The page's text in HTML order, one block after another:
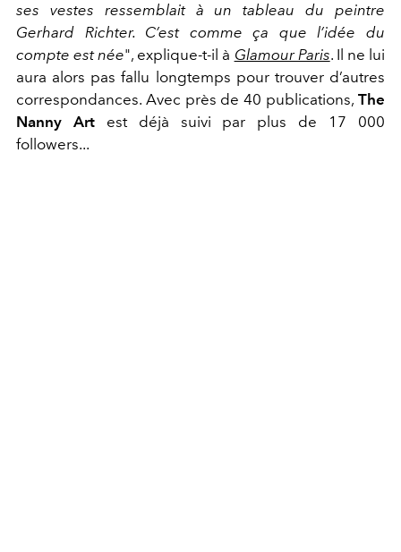
ses vestes ressemblait à un tableau du peintre
Gerhard Richter. C’est comme ça que l’idée du
compte est née", explique-t-il à Glamour Paris. Il ne lui
aura alors pas fallu longtemps pour trouver d’autres
correspondances. Avec près de 40 publications, The
Nanny Artest déjà suivi par plus de 17 000
followers...